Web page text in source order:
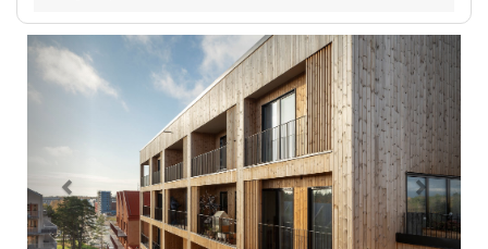
Föregående Nästa